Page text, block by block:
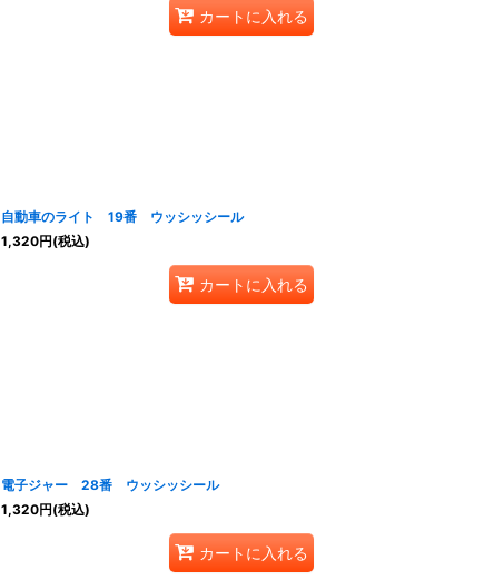
カートに入れる
自動車のライト 19番 ウッシッシール
1,320円(税込)
カートに入れる
電子ジャー 28番 ウッシッシール
1,320円(税込)
カートに入れる